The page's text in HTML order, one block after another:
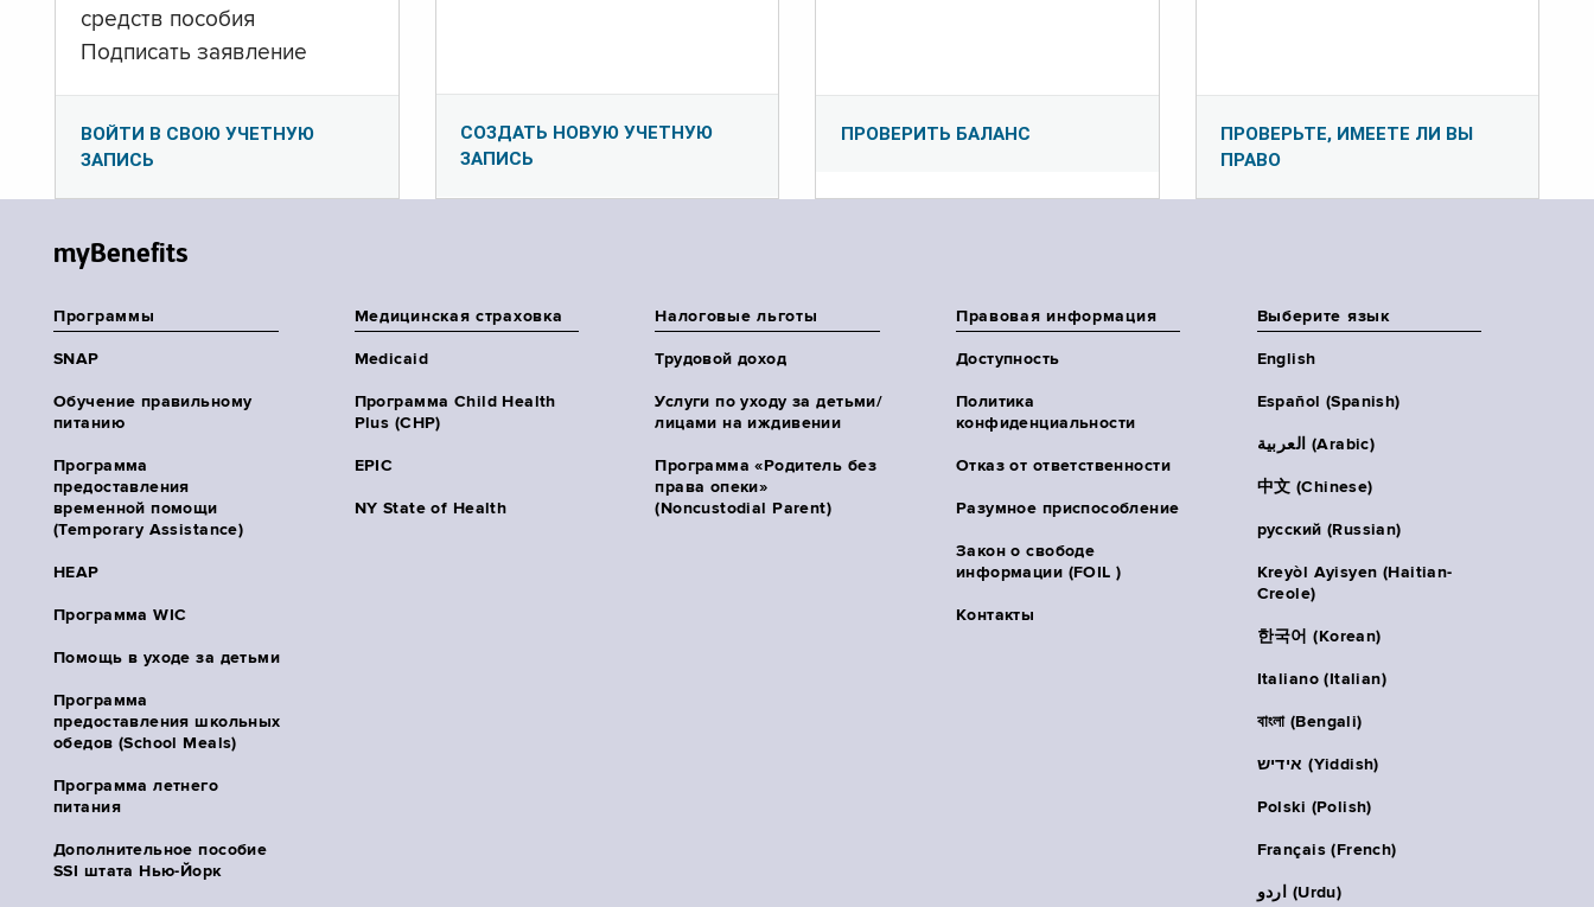
средств пособия
Подписать заявление
ВОЙТИ В СВОЮ УЧЕТНУЮ
ЗАПИСЬ
СОЗДАТЬ НОВУЮ УЧЕТНУЮ
ЗАПИСЬ
ПРОВЕРИТЬ БАЛАНС
ПРОВЕРЬТЕ, ИМЕЕТЕ ЛИ ВЫ
ПРАВО
myBenefits
Программы
SNAP
Обучение правильному
питанию
Программа
предоставления
временной помощи
(Temporary Assistance)
HEAP
Программа WIC
Помощь в уходе за детьми
Программа
предоставления школьных
обедов (School Meals)
Программа летнего
питания
Дополнительное пособие
SSI штата Нью-Йорк
Медицинская страховка
Medicaid
Программа Child Health
Plus (CHP)
EPIC
NY State of Health
Налоговые льготы
Трудовой доход
Услуги по уходу за детьми/
лицами на иждивении
Программа «Родитель без
права опеки»
(Noncustodial Parent)
Правовая информация
Доступность
Политика
конфиденциальности
Отказ от ответственности
Разумное приспособление
Закон о свободе
информации (FOIL )
Контакты
Выберите язык
English
Español (Spanish)
العربية (Arabic)
中文 (Chinese)
русский (Russian)
Kreyòl Ayisyen (Haitian-
Creole)
한국어 (Korean)
Italiano (Italian)
বাংলা (Bengali)
אידיש (Yiddish)
Polski (Polish)
Français (French)
اردو (Urdu)